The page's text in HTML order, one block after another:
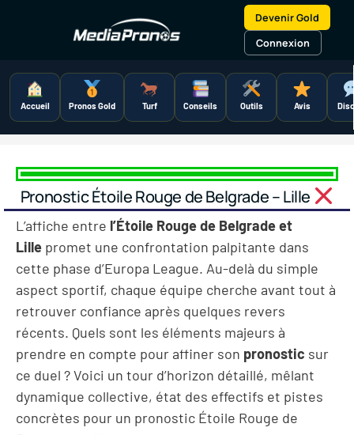
Devenir Gold
Connexion
Accueil Pronos Gold Turf Conseils Outils Avis
Pronostic Étoile Rouge de Belgrade – Lille
L’affiche entre l’Étoile Rouge de Belgrade et
Lille promet une confrontation palpitante dans
cette phase d’Europa League. Au-delà du simple
aspect sportif, chaque équipe cherche avant tout à
retrouver confiance après quelques revers
récents. Quels sont les éléments majeurs à
prendre en compte pour affiner son pronostic sur
ce duel ? Voici un tour d’horizon détaillé, mêlant
dynamique collective, état des effectifs et pistes
concrètes pour un pronostic Étoile Rouge de